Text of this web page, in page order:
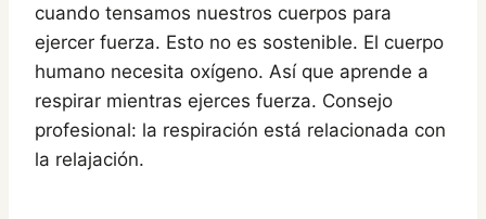
cuando tensamos nuestros cuerpos para
ejercer fuerza. Esto no es sostenible. El cuerpo
humano necesita oxígeno. Así que aprende a
respirar mientras ejerces fuerza. Consejo
profesional: la respiración está relacionada con
la relajación.